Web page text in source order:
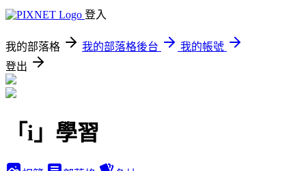
登入
我的部落格 我的部落格後台
我的帳號
登出
「i」學習